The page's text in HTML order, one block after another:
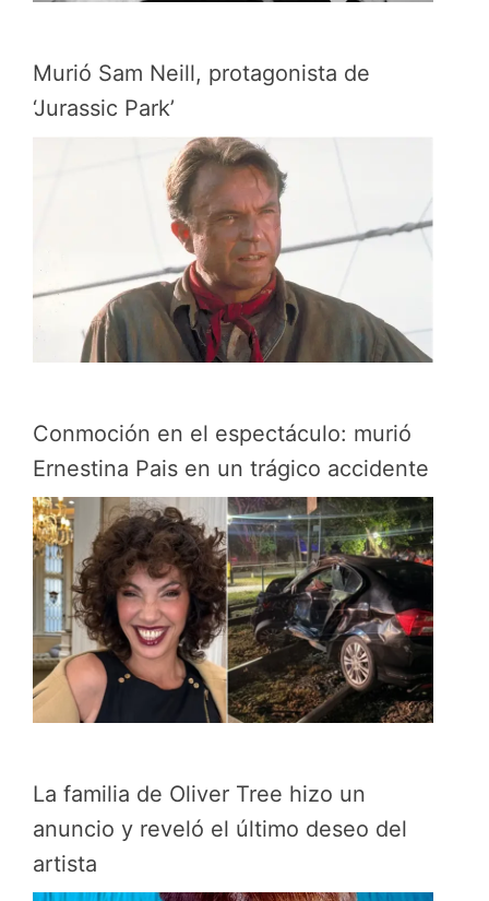
Murió Sam Neill, protagonista de
‘Jurassic Park’
Conmoción en el espectáculo: murió
Ernestina Pais en un trágico accidente
La familia de Oliver Tree hizo un
anuncio y reveló el último deseo del
artista